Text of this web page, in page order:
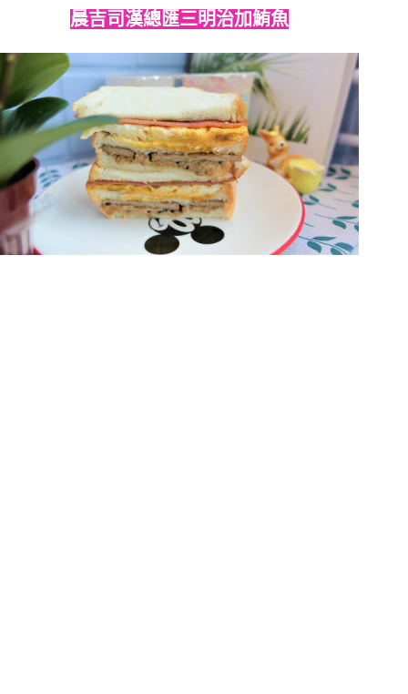
晨吉司漢總匯三明治加鮪魚